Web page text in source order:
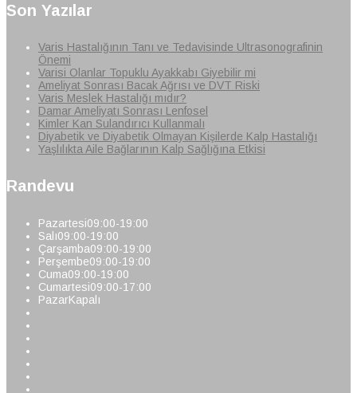
Son Yazılar
Varis Hastalığının Tanı ve Tedavisinde Ultrasonografinin
Önemi
Varisi Olanlar Topuklu Ayakkabı Giyebilir mi
Ameliyat Sonrası Bacak Ağrısı ve DVT Riski
Varis Meslek Hastalığı mıdır?
Damar Ameliyatı Sonrası Lenfosel
Kimler Kan Sulandırıcı Kullanmalı
Diyabetik ve Diyabetik Olmayan Kişilerde Kalp Hastalığı
Yaşlılıkta Aile Bağlarının Kalp Sağlığına Etkisi
Randevu
Pazartesi09:00-19:00
Salı09:00-19:00
Çarşamba09:00-19:00
Perşembe09:00-19:00
Cuma09:00-19:00
Cumartesi09:00-17:00
PazarKapalı